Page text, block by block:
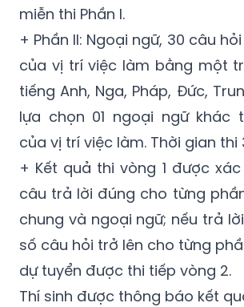
miễn thi Phần I.
+ Phần II: Ngoại ngữ, 30 câu
của vị trí việc làm bằng một
tiếng Anh, Nga, Pháp, Đức,
lựa chọn 01 ngoại ngữ khác
của vị trí việc làm. Thời gian thi
+ Kết quả thi vòng 1 được
câu trả lời đúng cho từng
chung và ngoại ngữ; nếu trả
số câu hỏi trở lên cho từng
dự tuyển được thi tiếp vòng 2.
Thí sinh được thông báo kết